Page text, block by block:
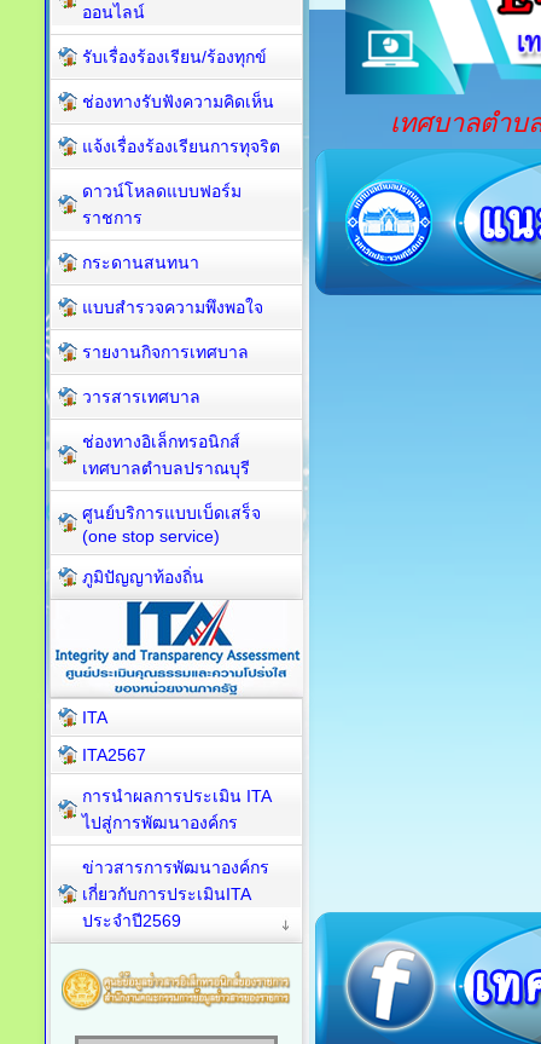
เทศบาลตำ
ออนไลน์
รับเรื่องร้องเรียน/ร้องทุกข์
ช่องทางรับฟังความคิดเห็น
แจ้งเรื่องร้องเรียนการทุจริต
ดาวน์โหลดแบบฟอร์ม
ราชการ
กระดานสนทนา
แบบสำรวจความพึงพอใจ
รายงานกิจการเทศบาล
วารสารเทศบาล
ช่องทางอิเล็กทรอนิกส์
เทศบาลตำบลปราณบุรี
ศูนย์บริการแบบเบ็ดเสร็จ
(one stop service)
ภูมิปัญญาท้องถิ่น
ITA
ITA2567
การนำผลการประเมิน ITA
ไปสู่การพัฒนาองค์กร
ข่าวสารการพัฒนาองค์กร
เกี่ยวกับการประเมินITA
ประจำปี2569